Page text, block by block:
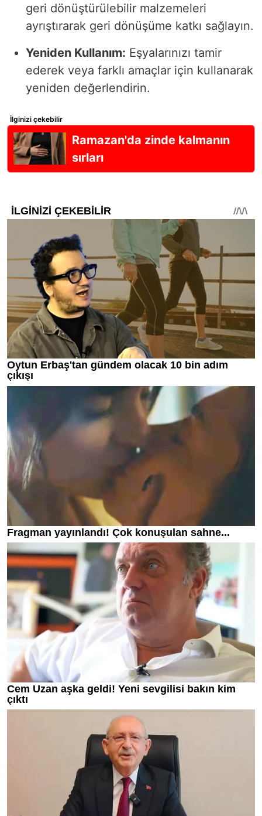
geri dönüştürülebilir malzemeleri
ayrıştırarak geri dönüşüme katkı sağlayın.
Yeniden Kullanım: Eşyalarınızı tamir
ederek veya farklı amaçlar için kullanarak
yeniden değerlendirin.
İlginizi çekebilir
Ramazan'da zinde kalmanın
sırları